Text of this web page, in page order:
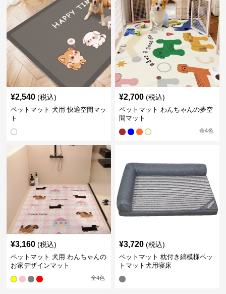
¥2,540 (税込)
ペットマット 犬用 快適空間マッ
ト
¥2,700 (税込)
ペットマット わんちゃんの夢空
間マット
全4色
¥3,160 (税込)
ペットマット 犬用 わんちゃんの
お家デザインマット
全4色
¥3,720 (税込)
ペットマット 枕付き縞模様ペッ
トマット犬用寝床